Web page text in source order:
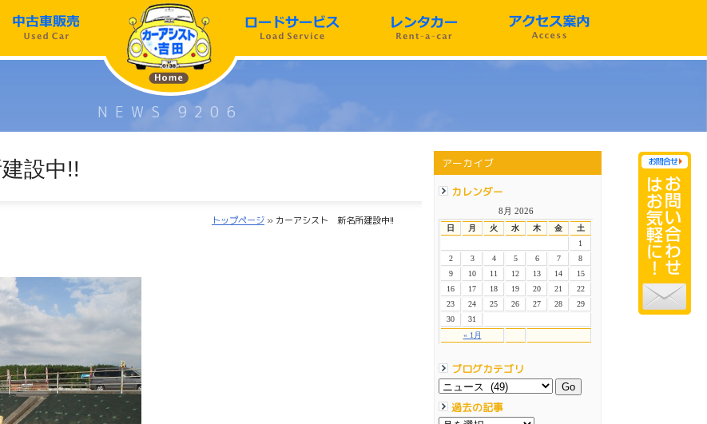
NEWS 9206
アーカイブ
カレンダー
8月 2026
日 月 火 水 木 金 土
« 1月
1
2
3 4 5 6 7
8
9
10 11 12 13 14
15
16
17 18 19 20 21
22
23
24 25 26 27 28
29
30
31
ブログカテゴリ
過去の記事
設中!!
トップページ » カーアシスト 新名所建設中!!